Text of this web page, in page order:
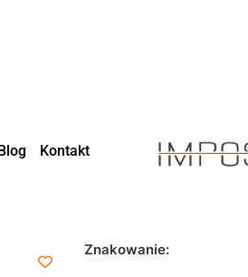
Kontakt
Znakowanie: